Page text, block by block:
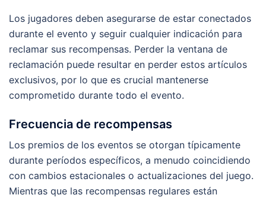
Los jugadores deben asegurarse de estar conectados
durante el evento y seguir cualquier indicación para
reclamar sus recompensas. Perder la ventana de
reclamación puede resultar en perder estos artículos
exclusivos, por lo que es crucial mantenerse
comprometido durante todo el evento.
Frecuencia de recompensas
Los premios de los eventos se otorgan típicamente
durante períodos específicos, a menudo coincidiendo
con cambios estacionales o actualizaciones del juego.
Mientras que las recompensas regulares están